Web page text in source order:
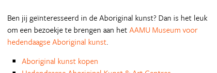
Ben jij geïnteresseerd in de Aboriginal kunst? Dan is het leuk
om een bezoekje te brengen aan het AAMU Museum voor
hedendaagse Aboriginal kunst.
Aboriginal kunst kopen